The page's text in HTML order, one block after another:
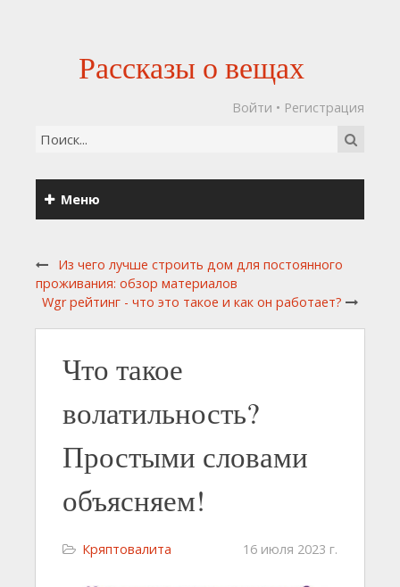
Рассказы о вещах
Войти • Регистрация
Меню
Из чего лучше строить дом для постоянного
проживания: обзор материалов
Wgr рейтинг - что это такое и как он работает?
Что такое
волатильность?
Простыми словами
объясняем!
Кряптовалита 16 июля 2023 г.